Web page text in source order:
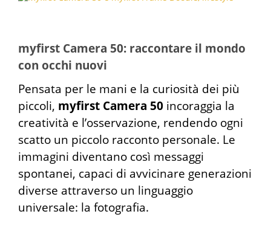
myfirst Camera 50: raccontare il mondo
con occhi nuovi
Pensata per le mani e la curiosità dei più
piccoli, myfirst Camera 50 incoraggia la
creatività e l’osservazione, rendendo ogni
scatto un piccolo racconto personale. Le
immagini diventano così messaggi
spontanei, capaci di avvicinare generazioni
diverse attraverso un linguaggio
universale: la fotografia.